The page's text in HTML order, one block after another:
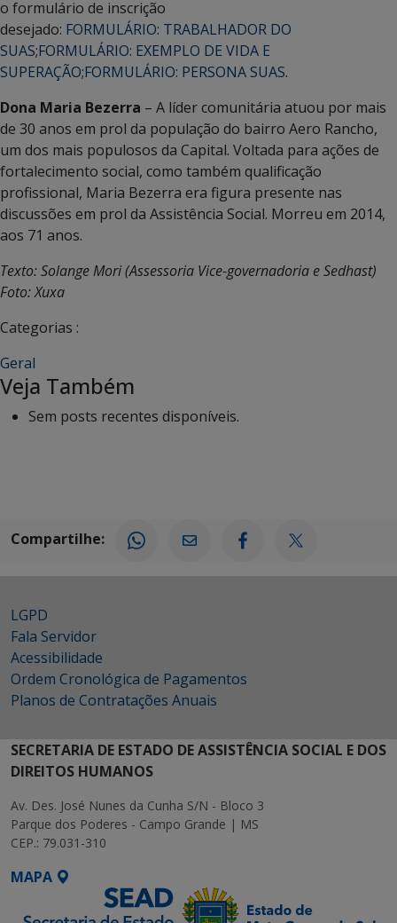
o formulário de inscrição
desejado: FORMULÁRIO: TRABALHADOR DO
SUAS;FORMULÁRIO: EXEMPLO DE VIDA E
SUPERAÇÃO;FORMULÁRIO: PERSONA SUAS.
Dona Maria Bezerra – A líder comunitária atuou por mais
de 30 anos em prol da população do bairro Aero Rancho,
um dos mais populosos da Capital. Voltada para ações de
fortalecimento social, como também qualificação
profissional, Maria Bezerra era figura presente nas
discussões em prol da Assistência Social. Morreu em 2014,
aos 71 anos.
Texto: Solange Mori (Assessoria Vice-governadoria e Sedhast)
Foto: Xuxa
Categorias :
Geral
Veja Também
Sem posts recentes disponíveis.
Compartilhe:
LGPD
Fala Servidor
Acessibilidade
Ordem Cronológica de Pagamentos
Planos de Contratações Anuais
SECRETARIA DE ESTADO DE ASSISTÊNCIA SOCIAL E DOS
DIREITOS HUMANOS
Av. Des. José Nunes da Cunha S/N - Bloco 3
Parque dos Poderes - Campo Grande | MS
CEP.: 79.031-310
MAPA